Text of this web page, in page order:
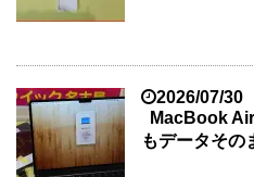
2026/07/30
MacBook
もデータその